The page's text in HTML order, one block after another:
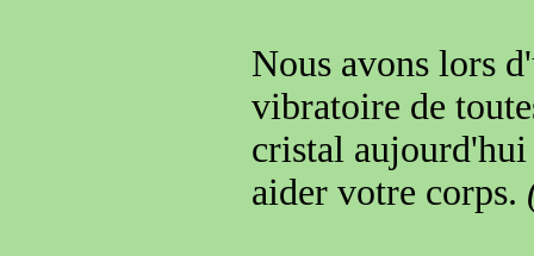
Nous avons lors
vibratoire de
cristal
aider votre corps.